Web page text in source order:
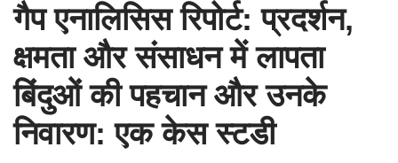
गैप एनालिसिस रिपोर्ट: प्रदर्शन,
क्षमता और संसाधन में लापता
बिंदुओं की पहचान और उनके
निवारण: एक केस स्टडी